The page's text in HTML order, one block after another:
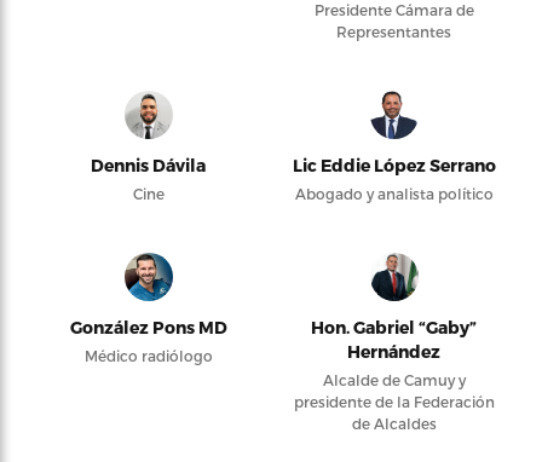
Presidente Cámara de
Representantes
Dennis Dávila
Cine
Lic Eddie López Serrano
Abogado y analista político
González Pons MD
Médico radiólogo
Hon. Gabriel “Gaby”
Hernández
Alcalde de Camuy y
presidente de la Federación
de Alcaldes